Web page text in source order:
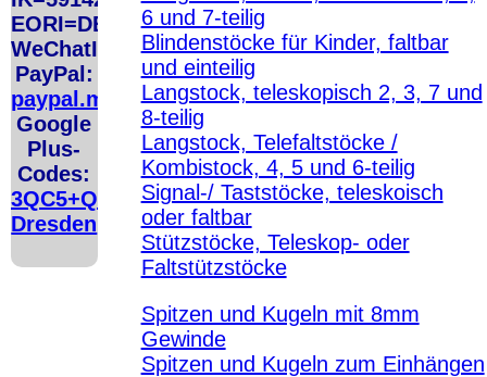
EORI=DE5048206
WeChatID=flusoft
PayPal:
paypal.me/fluSoft
Google
Plus-
Codes:
3QC5+QCG
Dresden
6 und 7-teilig
Blindenstöcke für Kinder, faltbar
und einteilig
Langstock, teleskopisch 2, 3, 7 und
8-teilig
Langstock, Telefaltstöcke /
Kombistock, 4, 5 und 6-teilig
Signal-/ Taststöcke, teleskoisch
oder faltbar
Stützstöcke, Teleskop- oder
Faltstützstöcke
Spitzen und Kugeln mit 8mm
Gewinde
Spitzen und Kugeln zum Einhängen
http://ec.europa.eu/consumers/odr/Unsere E-Mailadresse lautet:
Seitenanfang
Impressum AGB Widerruf Datenschutz
große Anzeige
Schließen X
Diese Website nutzt Cookies, um bestmögliche Funktionalität bieten
This website uses cookies to provide the best possible functionality.
Ok, verstanden Mehr Infos